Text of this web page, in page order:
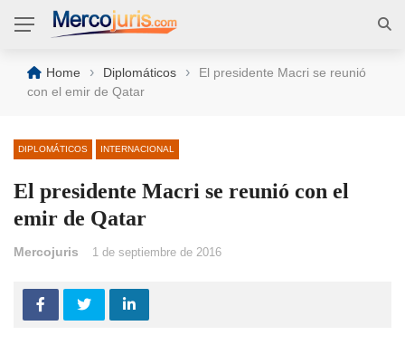
Home › Diplomáticos ›
El presidente Macri se reunió
con el emir de Qatar
DIPLOMÁTICOS INTERNACIONAL
El presidente Macri se reunió con el
emir de Qatar
Mercojuris 1 de septiembre de 2016